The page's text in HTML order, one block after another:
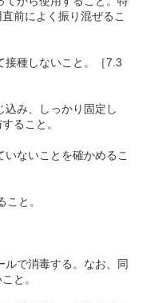
前によく振り混ぜるこ
接種しないこと。［7.3
込み、しっかり固定し
ること。
ないことを確かめるこ
と。
で消毒する。なお、同
と。